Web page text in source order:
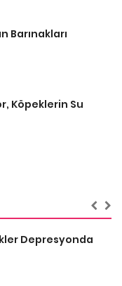
Barınakları
Köpeklerin Su
Depresyonda